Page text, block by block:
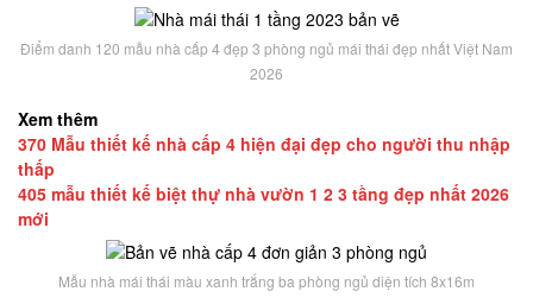
Điểm danh 120 mẫu nhà cấp 4 đẹp 3 phòng ngủ mái thái đẹp nhất Việt Nam
2026
Xem thêm
370 Mẫu thiết kế nhà cấp 4 hiện đại đẹp cho người thu nhập
thấp
405 mẫu thiết kế biệt thự nhà vườn 1 2 3 tầng đẹp nhất 2026
mới
Mẫu nhà mái thái màu xanh trắng ba phòng ngủ diện tích 8x16m